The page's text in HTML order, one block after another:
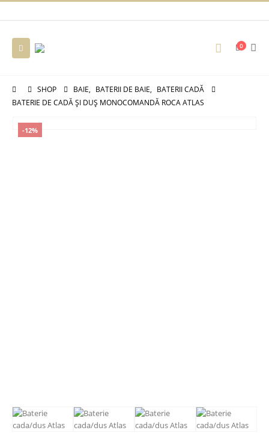
0
SHOP BAIE, BATERII DE BAIE, BATERII CADĂ
BATERIE DE CADĂ ȘI DUȘ MONOCOMANDĂ ROCA ATLAS
-12%